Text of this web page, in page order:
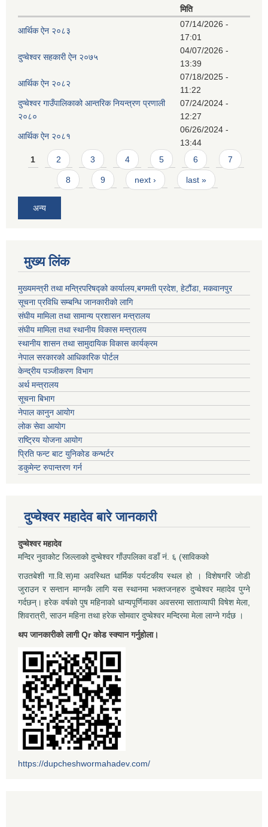
मिति
आर्थिक ऐन २०८३
07/14/2026 -
17:01
दुप्चेश्वर सहकारी ऐन २०७५
04/07/2026 -
13:39
आर्थिक ऐन २०८२
07/18/2025 -
11:22
दुप्चेश्वर गाउँपालिकाको आन्तरिक नियन्त्रण प्रणाली
२०८०
07/24/2024 -
12:27
आर्थिक ऐन २०८१
06/26/2024 -
13:44
Pages
1 2 3 4 5 6 7
8 9 next › last »
अन्य
मुख्य लिंक
मुख्यमन्त्री तथा मन्त्रिपरिषद्को कार्यालय,बगमती प्रदेश, हेटौंडा, मकवानपुर
सूचना प्रविधि सम्बन्धि जानकारीको लागि
संघीय मामिला तथा सामान्य प्रशासन मन्त्रालय
संघीय मामिला तथा स्थानीय विकास मन्त्रालय
स्थानीय शासन तथा सामुदायिक विकास कार्यक्रम
नेपाल सरकारको आधिकारिक पोर्टल
केन्द्रीय पञ्जीकरण विभाग
अर्थ मन्त्रालय
सूचना बिभाग
नेपाल कानुन आयोग
लोक सेवा आयोग
राष्ट्रिय योजना आयोग
प्रिति फन्ट बाट युनिकोड कन्भर्टर
डकुमेन्ट रुपान्तरण गर्न
दुप्चेश्वर महादेव बारे जानकारी
दुप्चेश्वर महादेव
मन्दिर नुवाकोट जिल्लाको दुप्चेश्वर गाँउपलिका वडाँ नं. ६ (साविकको
राउतबेशी गा.वि.स)मा अवस्थित धार्मिक पर्यटकीय स्थल हो । विशेषगरि जोडी
जुराउन र सन्तान माग्नकै लागि यस स्थानमा भक्तजनहरु दुप्चेश्वर महादेव पुग्ने
गर्दछन्। हरेक वर्षको पुष महिनाको धान्यपूर्णिमाका अवसरमा साताव्यापी विषेश मेला,
शिवरात्री, साउन महिना तथा हरेक सोमवार दुप्चेश्वर मन्दिरमा मेला लाग्ने गर्दछ ।
थप जानकारीको लागी Qr कोड स्क्यान गर्नुहोला।
https://dupcheshwormahadev.com/